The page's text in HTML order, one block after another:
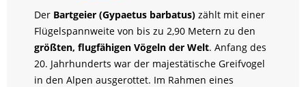
Der Bartgeier (Gypaetus barbatus) zählt mit einer
Flügelspannweite von bis zu 2,90 Metern zu den
größten, flugfähigen Vögeln der Welt. Anfang des
20. Jahrhunderts war der majestätische Greifvogel
in den Alpen ausgerottet. Im Rahmen eines